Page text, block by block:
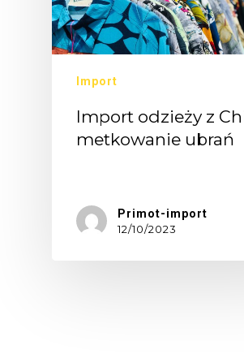
Import
Import odzieży z
metkowanie ubrań
Primot-import
12/10/2023